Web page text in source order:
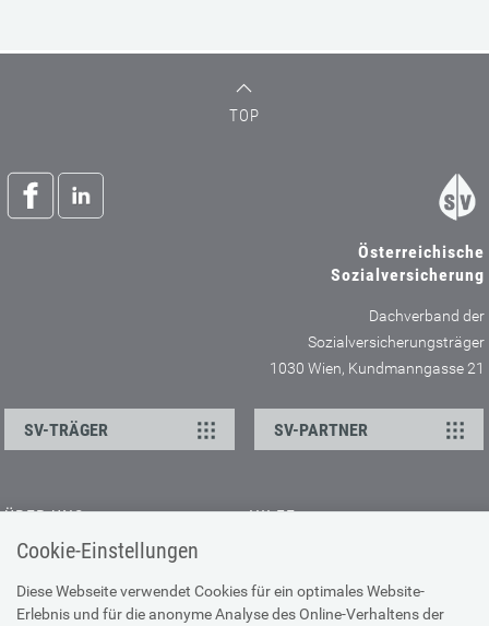
Cookie-Einstellungen
Diese Webseite verwendet Cookies für ein optimales Website-
Erlebnis und für die anonyme Analyse des Online-Verhaltens der
TOP
Österreichische
Sozialversicherung
Dachverband der
Sozialversicherungsträger
1030 Wien, Kundmanngasse 21
SV-TRÄGER SV-PARTNER
ÜBER UNS
Kontakt
Offene Stellen
Presse
HILFE
Browser-Info & Sicherheit
Hilfe zur Suche